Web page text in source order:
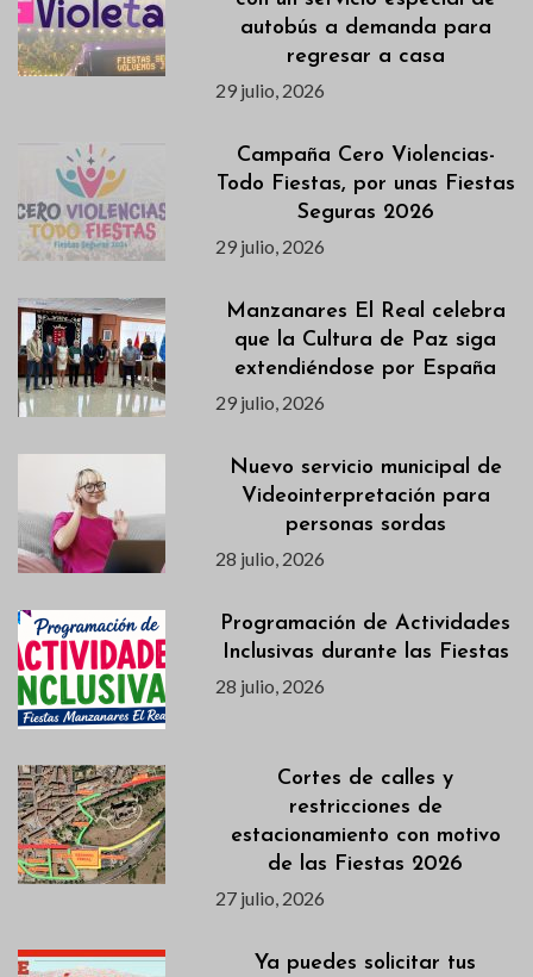
autobús a demanda para
regresar a casa
29 julio, 2026
Campaña Cero Violencias-
Todo Fiestas, por unas Fiestas
Seguras 2026
29 julio, 2026
Manzanares El Real celebra
que la Cultura de Paz siga
extendiéndose por España
29 julio, 2026
Nuevo servicio municipal de
Videointerpretación para
personas sordas
28 julio, 2026
Programación de Actividades
Inclusivas durante las Fiestas
28 julio, 2026
Cortes de calles y
restricciones de
estacionamiento con motivo
de las Fiestas 2026
27 julio, 2026
Ya puedes solicitar tus